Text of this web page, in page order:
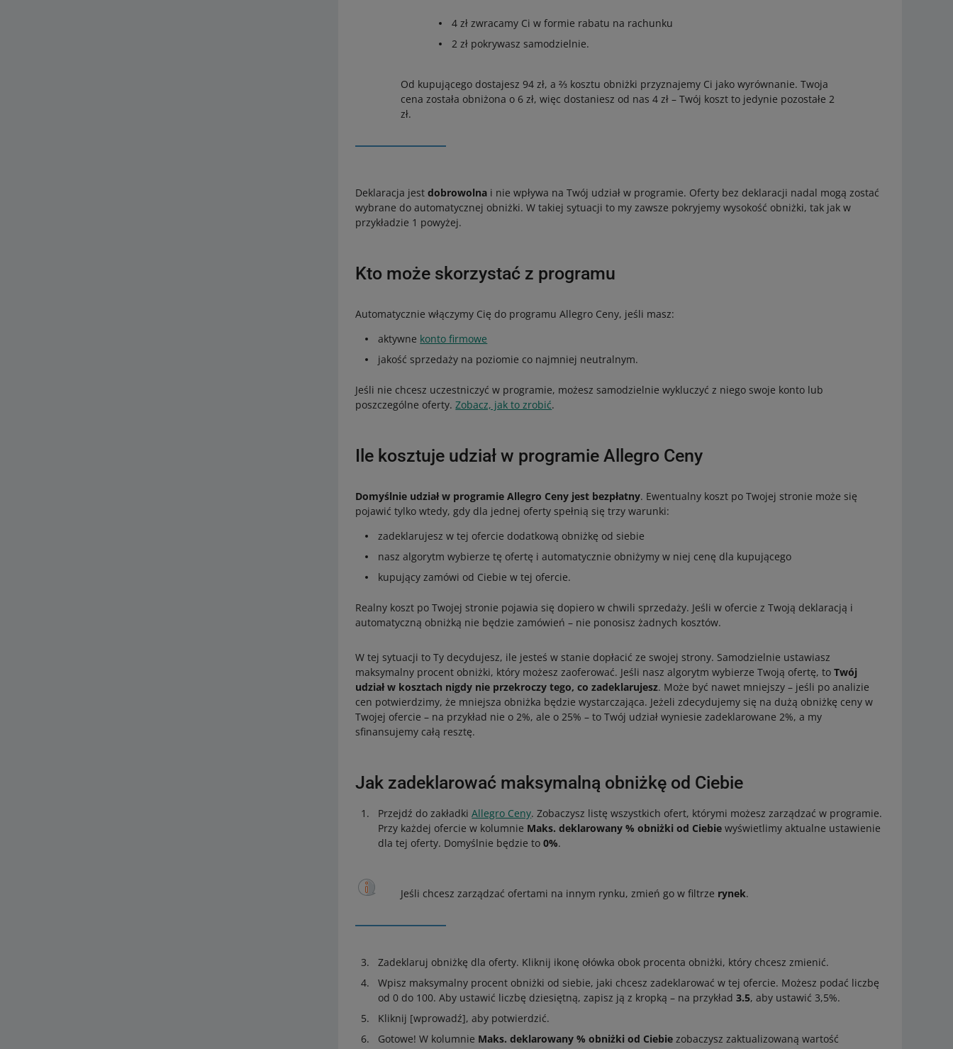
4 zł zwracamy Ci w formie rabatu na rachunku
2 zł pokrywasz samodzielnie.
Od kupującego dostajesz 94 zł, a ⅔ kosztu obniżki przyznajemy Ci jako wyrównanie. Twoja
cena została obniżona o 6 zł, więc dostaniesz od nas 4 zł – Twój koszt to jedynie pozostałe 2
zł.
Deklaracja jestdobrowolna i nie wpływa na Twój udział w programie. Oferty bez deklaracji nadal mogą zostać
wybrane do automatycznej obniżki. W takiej sytuacji to my zawsze pokryjemy wysokość obniżki, tak jak w
przykładzie 1 powyżej.
Kto może skorzystać z programu
Automatycznie włączymy Cię do programu Allegro Ceny, jeśli masz:
aktywne konto firmowe
jakość sprzedaży na poziomie co najmniej neutralnym.
Jeśli nie chcesz uczestniczyć w programie, możesz samodzielnie wykluczyć z niego swoje konto lub
poszczególne oferty.Zobacz, jak to zrobić.
Ile kosztuje udział w programie Allegro Ceny
Domyślnie udział w programie Allegro Ceny jest bezpłatny. Ewentualny koszt po Twojej stronie może się
pojawić tylko wtedy, gdy dla jednej oferty spełnią się trzy warunki:
zadeklarujesz w tej ofercie dodatkową obniżkę od siebie
nasz algorytm wybierze tę ofertę i automatycznie obniżymy w niej cenę dla kupującego
kupujący zamówi od Ciebie w tej ofercie.
Realny koszt po Twojej stronie pojawia się dopiero w chwili sprzedaży. Jeśli w ofercie z Twoją deklaracją i
automatyczną obniżką nie będzie zamówień – nie ponosisz żadnych kosztów.
W tej sytuacji to Ty decydujesz, ile jesteś w stanie dopłacić ze swojej strony. Samodzielnie ustawiasz
maksymalny procent obniżki, który możesz zaoferować. Jeśli nasz algorytm wybierze Twoją ofertę, toTwój
udział w kosztach nigdy nie przekroczy tego, co zadeklarujesz. Może być nawet mniejszy – jeśli po analizie
cen potwierdzimy, że mniejsza obniżka będzie wystarczająca. Jeżeli zdecydujemy się na dużą obniżkę ceny w
Twojej ofercie – na przykład nie o 2%, ale o 25% – to Twój udział wyniesie zadeklarowane 2%, a my
sfinansujemy całą resztę.
Jak zadeklarować maksymalną obniżkę od Ciebie
Przejdź do zakładkiAllegro Ceny. Zobaczysz listę wszystkich ofert, którymi możesz zarządzać w programie.
Przy każdej ofercie w kolumnie Maks. deklarowany % obniżki od Ciebie wyświetlimy aktualne ustawienie
dla tej oferty. Domyślnie będzie to0%.
Jeśli chcesz zarządzać ofertami na innym rynku, zmień go w filtrze rynek.
Zadeklaruj obniżkę dla oferty. Kliknij ikonę ołówka obok procenta obniżki, który chcesz zmienić.
Wpisz maksymalny procent obniżki od siebie, jaki chcesz zadeklarować w tej ofercie. Możesz podać liczbę
od 0 do 100. Aby ustawić liczbę dziesiętną, zapisz ją z kropką – na przykład3.5, aby ustawić 3,5%.
Kliknij [wprowadź], aby potwierdzić.
Gotowe! W kolumnie Maks. deklarowany % obniżki od Ciebie zobaczysz zaktualizowaną wartość